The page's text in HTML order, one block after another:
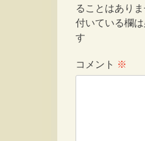
ることはありま
付いている欄
す
コメント ※